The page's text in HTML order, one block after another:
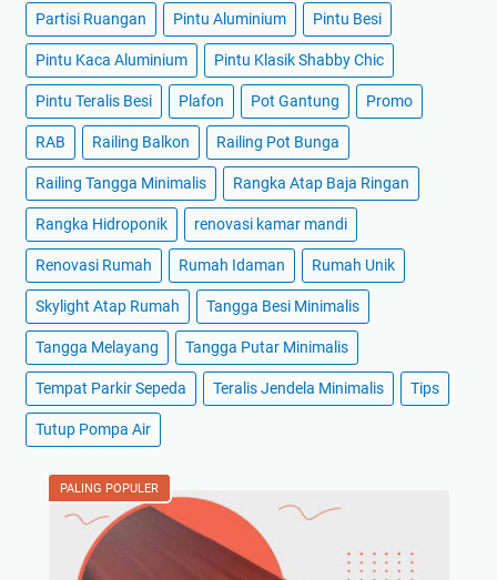
Partisi Ruangan Pintu Aluminium Pintu Besi
Pintu Kaca Aluminium Pintu Klasik Shabby Chic
Pintu Teralis Besi Plafon Pot Gantung Promo
RAB Railing Balkon Railing Pot Bunga
Railing Tangga Minimalis Rangka Atap Baja Ringan
Rangka Hidroponik renovasi kamar mandi
Renovasi Rumah Rumah Idaman Rumah Unik
Skylight Atap Rumah Tangga Besi Minimalis
Tangga Melayang Tangga Putar Minimalis
Tempat Parkir Sepeda Teralis Jendela Minimalis Tips
Tutup Pompa Air
PALING POPULER